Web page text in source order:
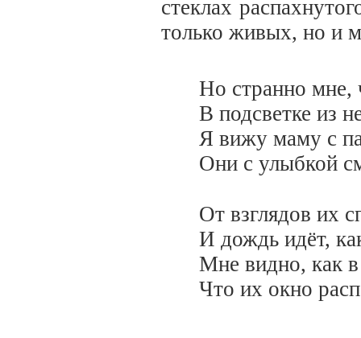
стеклах
только живых, но и
Но странно мне,
В подсветке из
Я вижу маму с
Они с улыбкой
От взглядов их
И дождь идёт,
Мне видно, как в
Что их окно